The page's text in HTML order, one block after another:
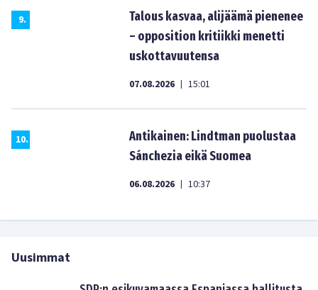
9.
Talous kasvaa, alijäämä pienenee
– opposition kritiikki menetti
uskottavuutensa
07.08.2026 | 15:01
10.
Antikainen: Lindtman puolustaa
Sánchezia eikä Suomea
06.08.2026 | 10:37
Uusimmat